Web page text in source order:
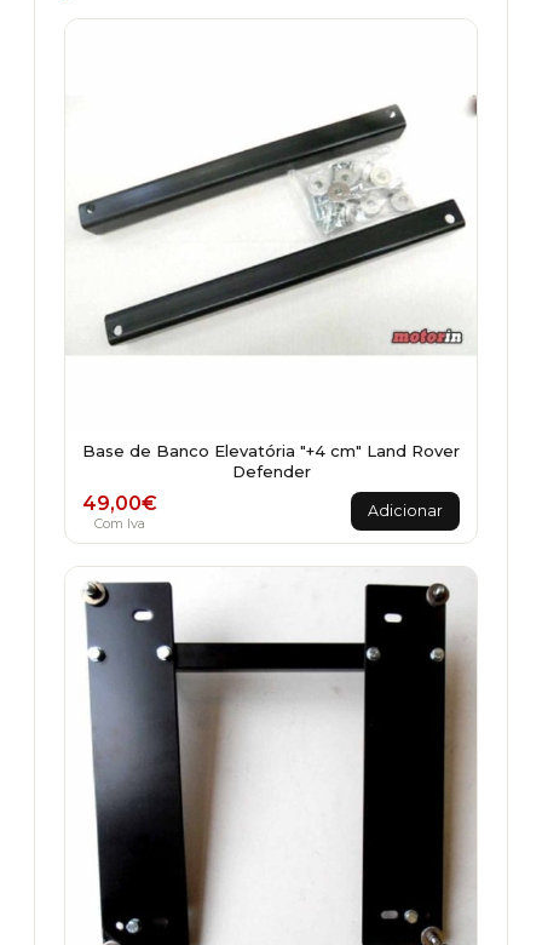
Base de Banco Elevatória "+4 cm" Land Rover
Defender
49,00€
Com Iva
Adicionar